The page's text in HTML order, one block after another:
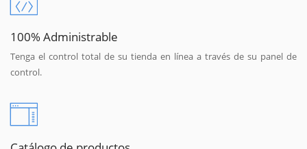
100% Administrable
Tenga el control total de su tienda en línea a través de su panel de
control.